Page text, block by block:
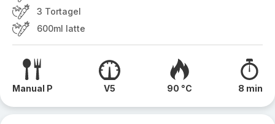
3 Tortagel
600ml latte
Manual P V5 90 °C 8 min